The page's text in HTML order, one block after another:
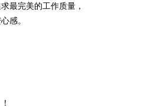
最完美的工作质量，
感。